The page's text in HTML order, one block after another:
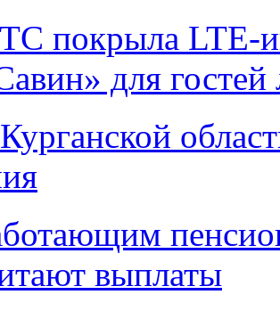
покрыла LTE-
для гостей
выплаты